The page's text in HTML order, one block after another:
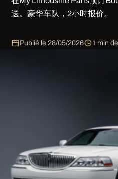
送。豪华车队，2小时报价。
Publié le 28/05/2026 1 min